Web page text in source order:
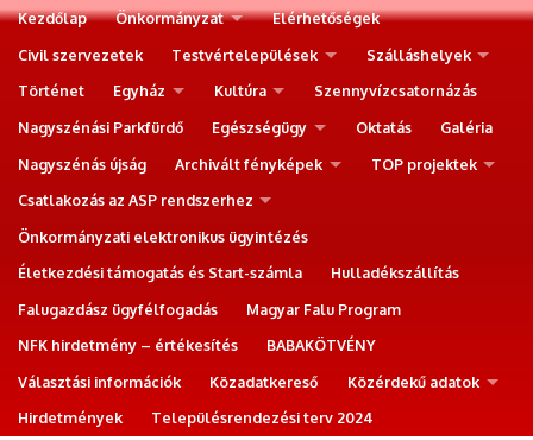
Kezdőlap Önkormányzat
Elérhetőségek
Civil szervezetek
Testvértelepülések
Szálláshelyek
Történet
Egyház Kultúra
Szennyvízcsatornázás
Nagyszénási Parkfürdő
Egészségügy Oktatás
Galéria
Nagyszénás újság
Archivált fényképek
TOP projektek
Csatlakozás az ASP rendszerhez
Önkormányzati elektronikus ügyintézés
Életkezdési támogatás és Start-számla
Hulladékszállítás
Falugazdász ügyfélfogadás
Magyar Falu Program
NFK hirdetmény – értékesítés
BABAKÖTVÉNY
Választási információk
Közadatkereső
Közérdekű adatok
Hirdetmények
Településrendezési terv 2024